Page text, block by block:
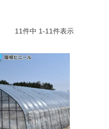
11件中 1-11件表示